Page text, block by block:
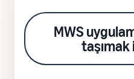
MWS